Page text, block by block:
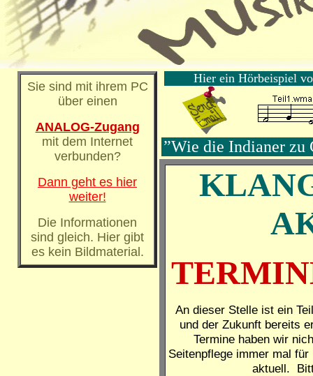
Sie sind mit ihrem PC
über einen
ANALOG-Zugang
mit dem Internet
verbunden?
Dann geht es hier
weiter!
Die Informationen
sind gleich. Hier gibt
es kein Bildmaterial.
Hier ein Hörbeispiel
”Wie die Indianer zu
An dieser Stelle ist ein
und der Zukunft bereits
Termine haben wir
Seitenpflege immer mal
aktuell.